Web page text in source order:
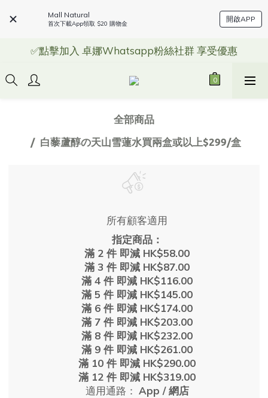
Mall Natural
首次下載App領取 $20 購物金
開啟APP
✅點擊加入 卓娜Whatsapp粉絲社群 享受優惠
全部商品
白藜蘆醇の天山雪蓮水買兩盒或以上$299/盒
所有顧客適用
指定商品：
滿 2 件 即減 HK$58.00
滿 3 件 即減 HK$87.00
滿 4 件 即減 HK$116.00
滿 5 件 即減 HK$145.00
滿 6 件 即減 HK$174.00
滿 7 件 即減 HK$203.00
滿 8 件 即減 HK$232.00
滿 9 件 即減 HK$261.00
滿 10 件 即減 HK$290.00
滿 12 件 即減 HK$319.00
適用通路： App / 網店